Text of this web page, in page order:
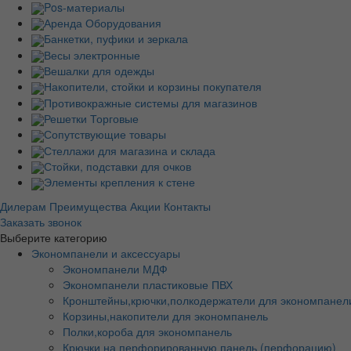
Pos-материалы
Аренда Оборудования
Банкетки, пуфики и зеркала
Весы электронные
Вешалки для одежды
Накопители, стойки и корзины покупателя
Противокражные системы для магазинов
Решетки Торговые
Сопутствующие товары
Стеллажи для магазина и склада
Стойки, подставки для очков
Элементы крепления к стене
Дилерам Преимущества Акции Контакты
Заказать звонок
Выберите категорию
Экономпанели и аксессуары
Экономпанели МДФ
Экономпанели пластиковые ПВХ
Кронштейны,крючки,полкодержатели для
Корзины,накопители для экономпанель
Полки,короба для экономпанель
Крючки на перфорированную панель (перфорацию)